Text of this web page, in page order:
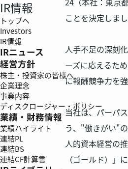
IR情報
トップへ
Investors
IR情報
IRニュース
経営方針
株主・投資家の皆様へ
企業理念
事業内容
ディスクロージャー・ポリシー
業績・財務情報
業績ハイライト
連結PL
連結BS
連結CF計算書
ことを決定しま
人手不足の深刻
ーズに応えるた
に報酬競争力を
当社は、パーパ
う、"働きがい"
人的資本経営の
（ゴールド）」